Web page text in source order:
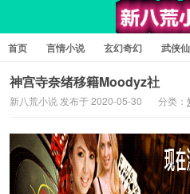
首页 言情小说 玄幻奇幻 武侠
女性向小说
女生同人 情色工口
军事历史
短篇小说 科幻未来
神宫寺奈绪移籍Moodyz社
新八荒小说 发布于 2020-05-30 分类：